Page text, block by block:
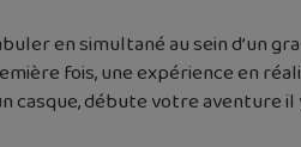
en simultané au sein d’un
fois, une expérience en
débute votre aventure il